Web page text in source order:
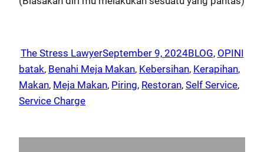
The Stress LawyerSeptember 9, 2024BLOG, OPINI
batak, Benahi Meja Makan, Kebersihan, Kerapihan
Makan, Meja Makan, Piring, Restoran, Self Service
Service Charge